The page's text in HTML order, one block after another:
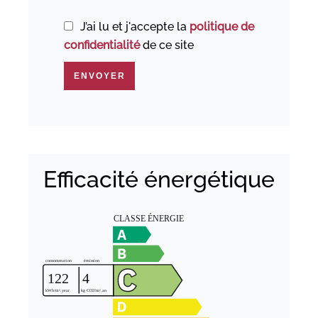
J’ai lu et j'accepte la politique de
confidentialitéde ce site
ENVOYER
Efficacité énergétique